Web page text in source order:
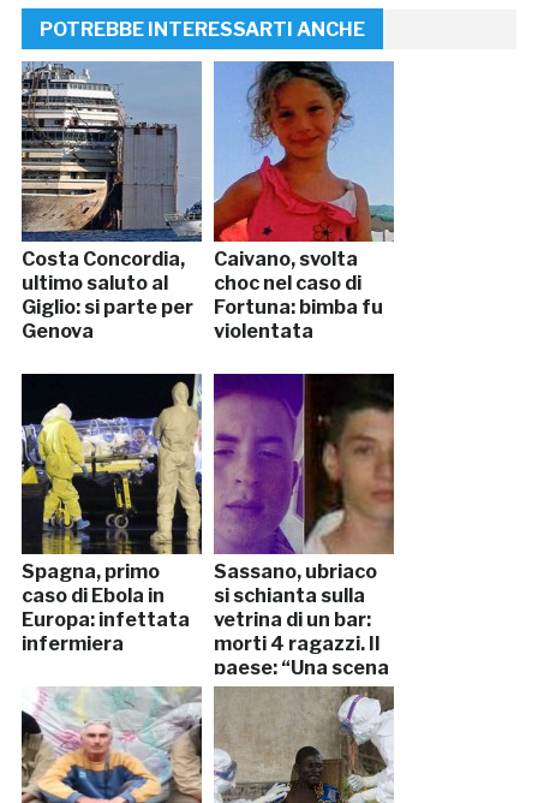
POTREBBE INTERESSARTI ANCHE
Costa Concordia,
ultimo saluto al
Giglio: si parte per
Genova
Caivano, svolta
choc nel caso di
Fortuna: bimba fu
violentata
Spagna, primo
caso di Ebola in
Europa: infettata
infermiera
Sassano, ubriaco
si schianta sulla
vetrina di un bar:
morti 4 ragazzi. Il
paese: “Una scena
atroce”